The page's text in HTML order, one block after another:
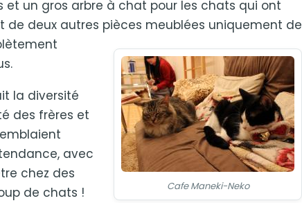
et un gros arbre à chat pour les chats qui ont
de deux autres pièces meublées uniquement de
Cafe Maneki-Neko
la diversité
des frères et
avec
chez des
de chats !